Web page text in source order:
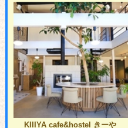
KIIIYA cafe&hostel きーや